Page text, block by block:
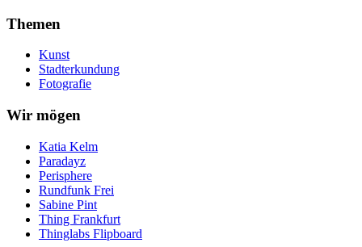
Themen
Kunst
Stadterkundung
Fotografie
Wir mögen
Katia Kelm
Paradayz
Perisphere
Rundfunk Frei
Sabine Pint
Thing Frankfurt
Thinglabs Flipboard